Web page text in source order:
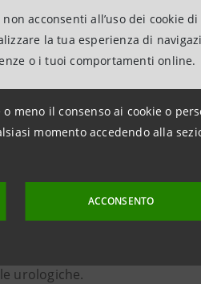
acconsenti all’uso dei cookie di
la tua esperienza di
o i tuoi comportamenti online.
meno il consenso ai cookie o
momento accedendo alla
ACCONSENTO
la Fondazione
donerà infatti €100 per ogni
una campagna per dotare
rivoluzionare la diagnosi, i
urologiche.